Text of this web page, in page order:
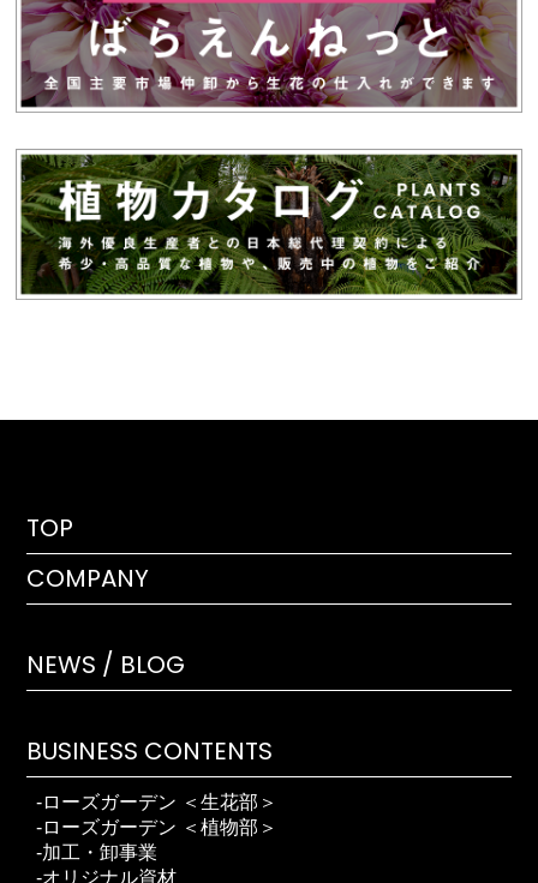
TOP
COMPANY
NEWS / BLOG
BUSINESS CONTENTS
ローズガーデン ＜生花部＞
ローズガーデン ＜植物部＞
加工・卸事業
オリジナル資材